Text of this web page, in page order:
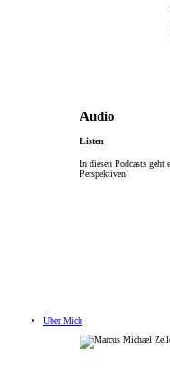
Audio
Listen
In diesen Podcasts geht
Perspektiven!
Über Mich